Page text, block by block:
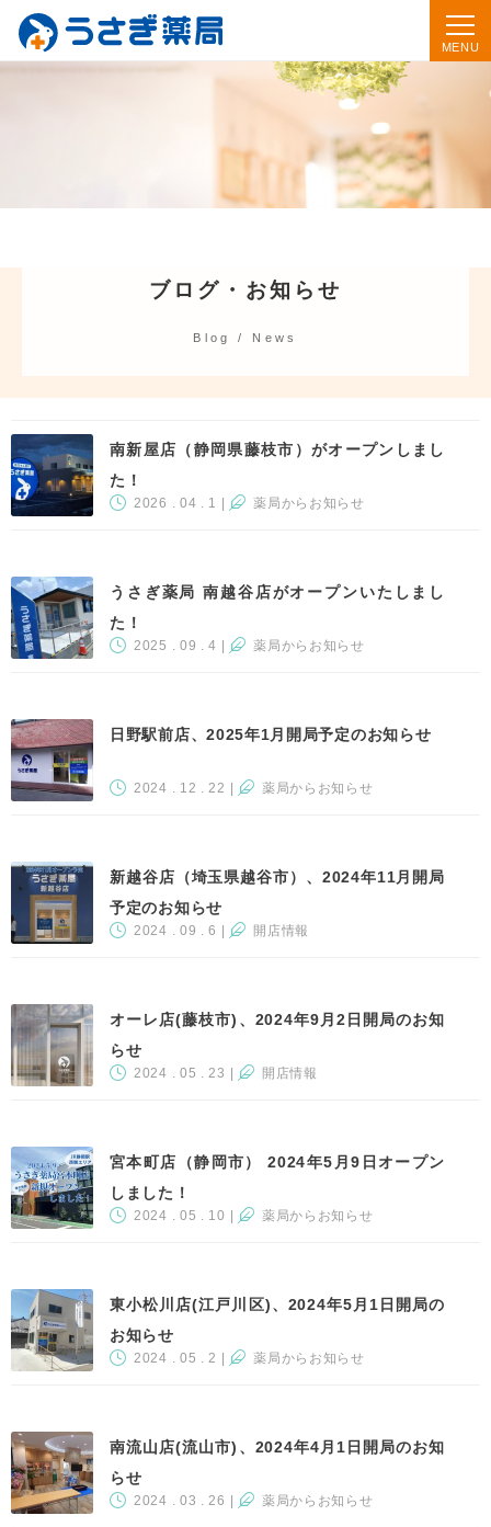
ブログ・お知らせ
Blog / News
南新屋店（静岡県藤枝市）がオープンしまし
た！
2026 . 04 . 1 薬局からお知らせ
うさぎ薬局 南越谷店がオープンいたしまし
た！
2025 . 09 . 4 薬局からお知らせ
日野駅前店、2025年1月開局予定のお知らせ
2024 . 12 . 22 薬局からお知らせ
新越谷店（埼玉県越谷市）、2024年11月開局
予定のお知らせ
2024 . 09 . 6 開店情報
オーレ店(藤枝市)、2024年9月2日開局のお知
らせ
2024 . 05 . 23 開店情報
宮本町店（静岡市） 2024年5月9日オープン
しました！
2024 . 05 . 10 薬局からお知らせ
東小松川店(江戸川区)、2024年5月1日開局の
お知らせ
2024 . 05 . 2 薬局からお知らせ
南流山店(流山市)、2024年4月1日開局のお知
らせ
2024 . 03 . 26 薬局からお知らせ